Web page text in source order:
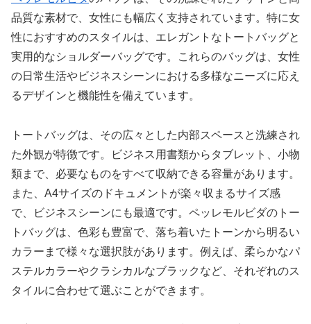
品質な素材で、女性にも幅広く支持されています。特に女
性におすすめのスタイルは、エレガントなトートバッグと
実用的なショルダーバッグです。これらのバッグは、女性
の日常生活やビジネスシーンにおける多様なニーズに応え
るデザインと機能性を備えています。
トートバッグは、その広々とした内部スペースと洗練され
た外観が特徴です。ビジネス用書類からタブレット、小物
類まで、必要なものをすべて収納できる容量があります。
また、A4サイズのドキュメントが楽々収まるサイズ感
で、ビジネスシーンにも最適です。ペッレモルビダのトー
トバッグは、色彩も豊富で、落ち着いたトーンから明るい
カラーまで様々な選択肢があります。例えば、柔らかなパ
ステルカラーやクラシカルなブラックなど、それぞれのス
タイルに合わせて選ぶことができます。